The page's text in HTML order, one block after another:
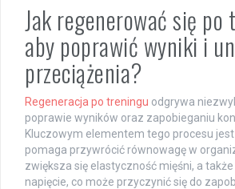
Jak regenerować się
aby poprawić wyniki i
przeciążenia?
Regeneracja po treningu odgrywa
poprawie wyników oraz zapobieganiu
Kluczowym elementem tego procesu
pomaga przywrócić równowagę w
zwiększa się elastyczność mięśni, a
napięcie, co może przyczynić się do